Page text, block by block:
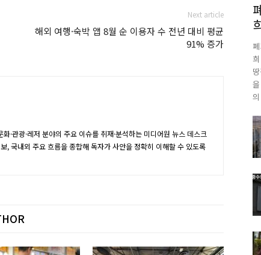
Next article
해외 여행·숙박 앱 8월 순 이용자 수 전년 대비 평균
91% 증가
화·관광·레저 분야의 주요 이슈를 취재·분석하는 미디어원 뉴스 데스크
, 국내외 주요 흐름을 종합해 독자가 사안을 정확히 이해할 수 있도록